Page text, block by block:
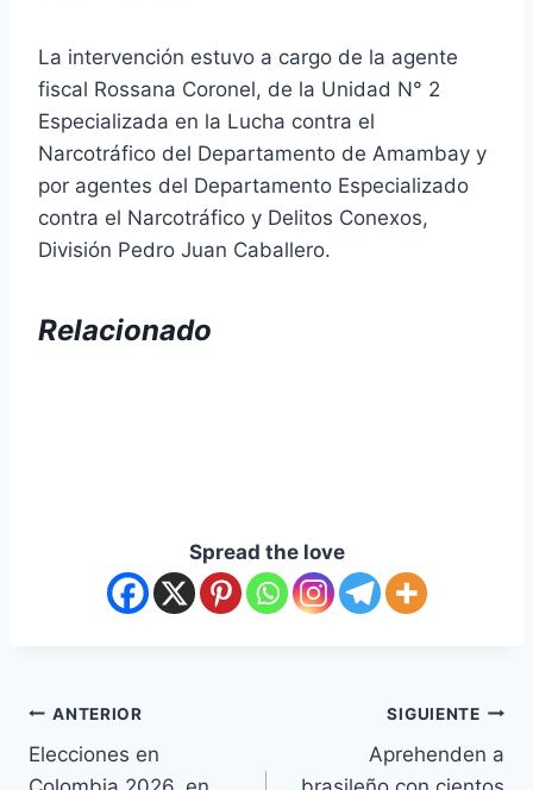
La intervención estuvo a cargo de la agente
fiscal Rossana Coronel, de la Unidad N° 2
Especializada en la Lucha contra el
Narcotráfico del Departamento de Amambay y
por agentes del Departamento Especializado
contra el Narcotráfico y Delitos Conexos,
División Pedro Juan Caballero.
Relacionado
Spread the love
ANTERIOR
Elecciones en
SIGUIENTE
Aprehenden a